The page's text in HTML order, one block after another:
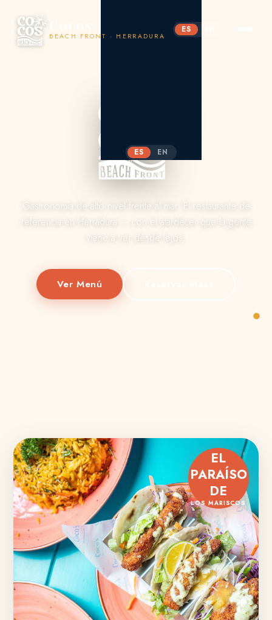
BEACH FRONT · HERRADURA
ES
ES EN
Gastronomía de alto nivel frente al mar. El restaurante de
referencia en Herradura — con el atardecer que la gente
viene a ver desde lejos.
Ver Menú
EL
PARAÍSO
DE
LOS MARISCOS